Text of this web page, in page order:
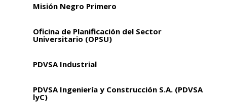
Misión Negro Primero
Oficina de Planificación del Sector
Universitario (OPSU)
PDVSA Industrial
PDVSA Ingeniería y Construcción S.A. (PDVSA
lyC)